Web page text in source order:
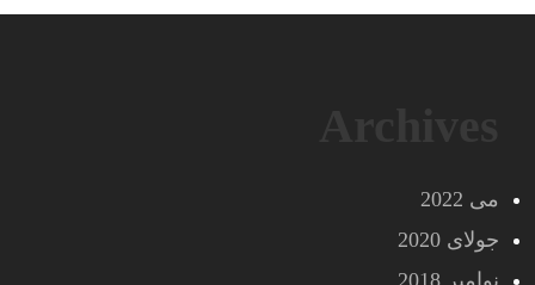
می 2022
جولای 2020
نوامبر 2018